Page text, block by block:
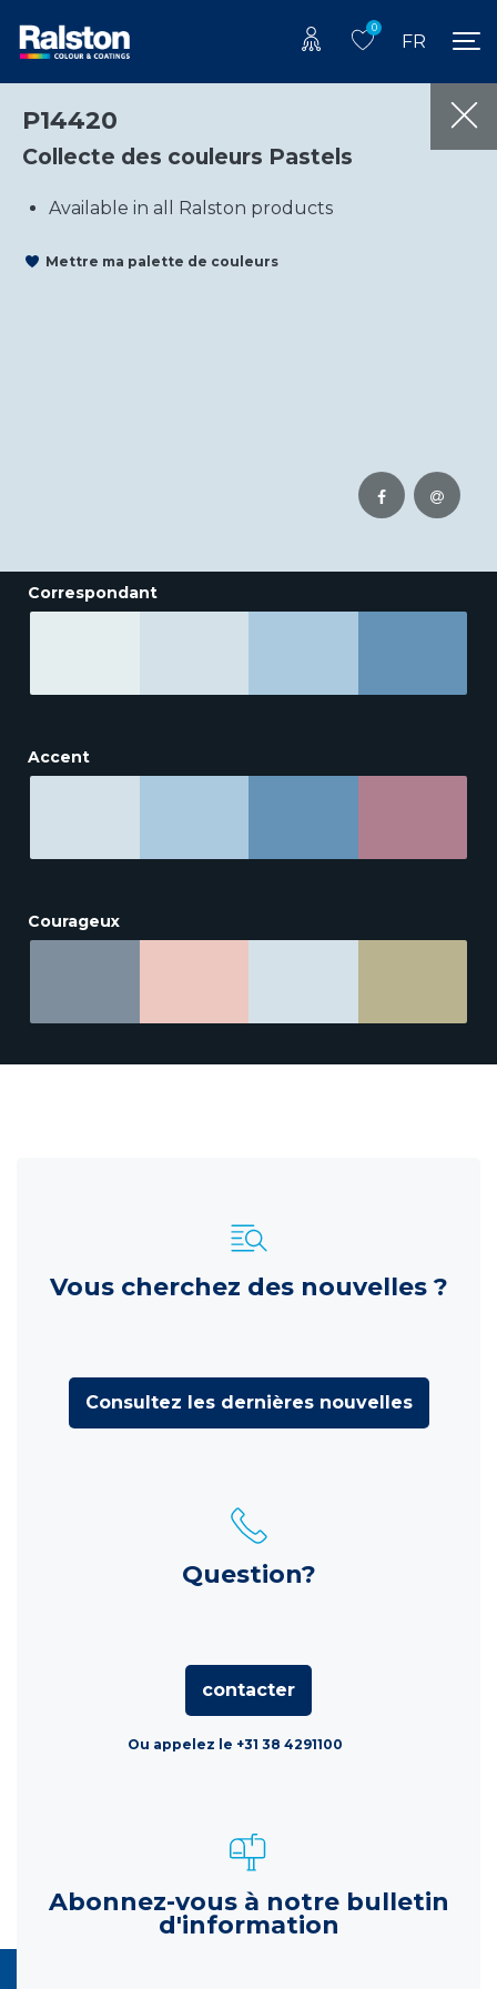
0
FR
P14420
Collecte des couleurs Pastels
Available in all Ralston products
Mettre ma palette de couleurs
Correspondant
Accent
Courageux
Vous cherchez des nouvelles ?
Consultez les dernières nouvelles
Question?
contacter
Ou appelez le +31 38 4291100
Abonnez-vous à notre bulletin
d'information